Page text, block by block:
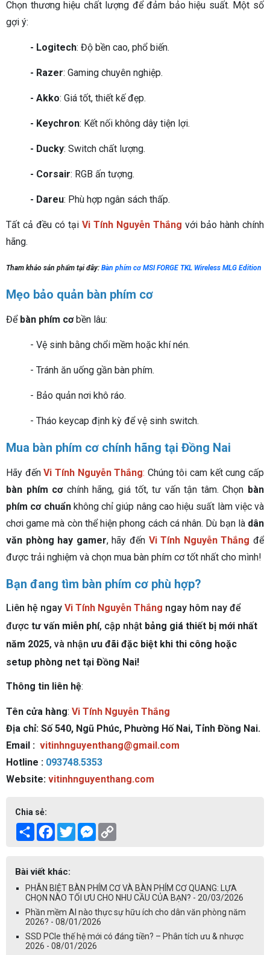
Chọn thương hiệu chất lượng để đảm bảo hiệu suất. Một số
gợi ý:
- Logitech: Độ bền cao, phổ biến.
- Razer: Gaming chuyên nghiệp.
- Akko: Giá tốt, thiết kế đẹp.
- Keychron: Kết nối không dây tiện lợi.
- Ducky: Switch chất lượng.
- Corsair: RGB ấn tượng.
- Dareu: Phù hợp ngân sách thấp.
Tất cả đều có tại Vi Tính Nguyễn Thắng với bảo hành chính
hãng.
Tham khảo sản phẩm tại đây: Bàn phím cơ MSI FORGE TKL Wireless MLG Edition
Mẹo bảo quản bàn phím cơ
Để bàn phím cơbền lâu:
- Vệ sinh bằng chổi mềm hoặc khí nén.
- Tránh ăn uống gần bàn phím.
- Bảo quản nơi khô ráo.
- Tháo keycap định kỳ để vệ sinh switch.
Mua bàn phím cơ chính hãng tại Đồng Nai
Hãy đếnVi Tính Nguyễn Thắng: Chúng tôi cam kết cung cấp
bàn phím cơchính hãng, giá tốt, tư vấn tận tâm.Chọn bàn
phím cơ chuẩnkhông chỉ giúp nâng cao hiệu suất làm việc và
chơi game mà còn thể hiện phong cách cá nhân. Dù bạn là dân
văn phòng hay gamer, hãy đến Vi Tính Nguyễn Thắng để
được trải nghiệm và chọn mua bàn phím cơ tốt nhất cho mình!
Bạn đang tìm bàn phím cơ phù hợp?
Liên hệ ngay Vi Tính Nguyễn Thắng ngay hôm nay để
được tư vấn miễn phí, cập nhật bảng giá thiết bị mới nhất
năm 2025, và nhận ưu đãi đặc biệt khi thi công hoặc
setup phòng net tại Đồng Nai!
Thông tin liên hệ:
Tên cửa hàng: Vi Tính Nguyễn Thắng
Địa chỉ: Số 540, Ngũ Phúc, Phường Hố Nai, Tỉnh Đồng Nai.
Email : vitinhnguyenthang@gmail.com
Hotline : 093748.5353
Website: vitinhnguyenthang.com
Chia sẻ:
Share Facebook
TwitterMessenger
Bài viết khác:
PHÂN BIỆT BÀN PHÍM CƠ VÀ BÀN PHÍM CƠ QUANG: LỰA
CHỌN NÀO TỐI ƯU CHO NHU CẦU CỦA BẠN? - 20/03/2026
Phần mềm AI nào thực sự hữu ích cho dân văn phòng năm
2026? - 08/01/2026
SSD PCIe thế hệ mới có đáng tiền? – Phân tích ưu & nhược
2026 - 08/01/2026